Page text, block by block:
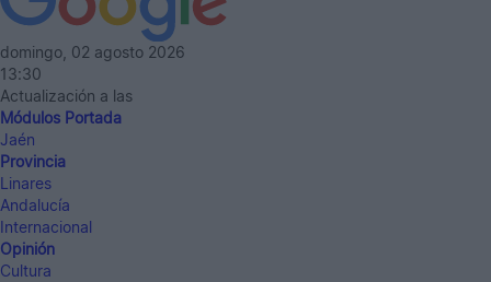
domingo, 02 agosto 2026
13:30
Actualización a las
Módulos Portada
Jaén
Provincia
Linares
Andalucía
Internacional
Opinión
Cultura